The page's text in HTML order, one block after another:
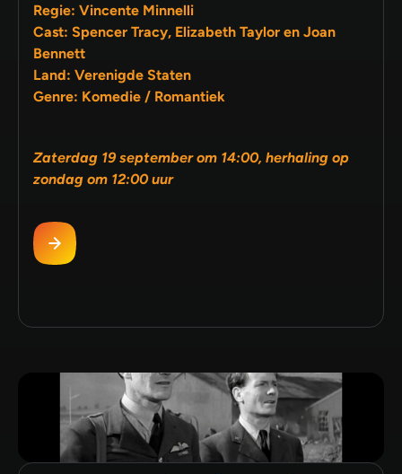
Regie: Vincente Minnelli
Cast: Spencer Tracy, Elizabeth Taylor en Joan
Bennett
Land: Verenigde Staten
Genre: Komedie / Romantiek
Zaterdag 19 september om 14:00, herhaling op
zondag om 12:00 uur